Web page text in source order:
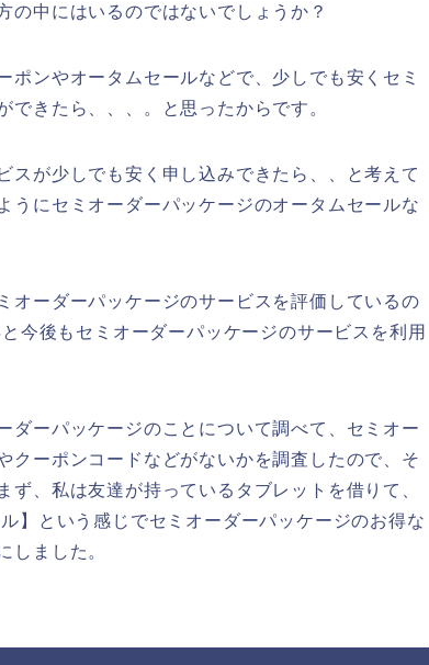
の中にはいるのではないでしょうか？
ポンやオータムセールなどで、少しでも安くセミ
きたら、、、。と思ったからです。
スが少しでも安く申し込みできたら、、と考えて
うにセミオーダーパッケージのオータムセールな
オーダーパッケージのサービスを評価しているの
今後もセミオーダーパッケージのサービスを利用
ダーパッケージのことについて調べて、セミオー
クーポンコードなどがないかを調査したので、そ
、私は友達が持っているタブレットを借りて、
】という感じでセミオーダーパッケージのお得な
しました。